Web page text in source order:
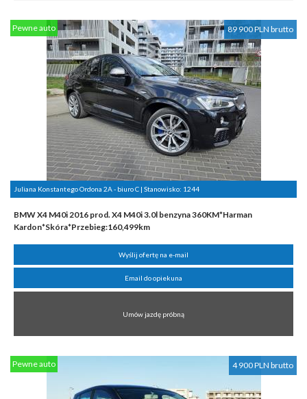
89 900 PLN brutto
Pewne auto
Juliana Konstantego Ordona 2A - biuro C | Stanowisko: 1244
BMW X4 M40i 2016 prod. X4 M40i 3.0l benzyna 360KM*Harman
Kardon*Skóra*Przebieg:160,499km
Wyślij ofertę na e-mail
Email do opiekuna
Umów jazdę próbną
4 900 PLN brutto
Pewne auto